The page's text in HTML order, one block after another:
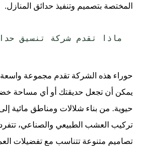
المختصة بتصميم وتنفيذ حدائق المنازل.
ماذا تقدم شركة تنسيق
حوراء هذه الشركة تقدم مجموعة
يمكن أن تجعل حديقتك أو أي مساحة
حيوية. من بناء شلالات ومناطق مائية
تركيب العشب الطبيعي والصناعي،
تصاميم متنوعة تتناسب مع تفضيلات